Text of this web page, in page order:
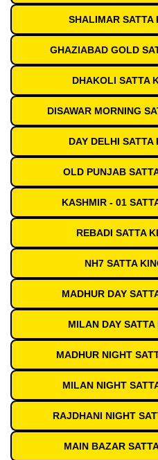
SHALIMAR SATTA
GHAZIABAD GOLD
DHAKOLI SATTA
DISAWAR MORNING
DAY DELHI
OLD PUNJAB
KASHMIR - 01
REBADI SATTA
NH7 SATTA
MADHUR DAY
MILAN DAY
MADHUR NIGHT
MILAN NIGHT
RAJDHANI NIGHT
MAIN BAZAR